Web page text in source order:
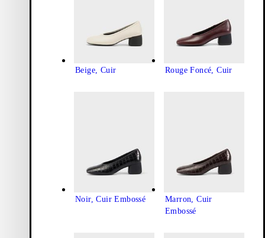
Beige, Cuir Rouge Foncé, Cuir
Noir, Cuir Embossé
Marron, Cuir
Embossé